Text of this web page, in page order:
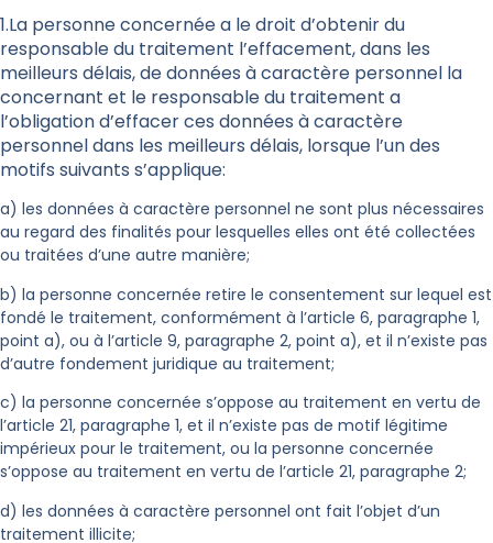
1.La personne concernée a le droit d’obtenir du
responsable du traitement l’effacement, dans les
meilleurs délais, de données à caractère personnel la
concernant et le responsable du traitement a
l’obligation d’effacer ces données à caractère
personnel dans les meilleurs délais, lorsque l’un des
motifs suivants s’applique:
a) les données à caractère personnel ne sont plus nécessaires
au regard des finalités pour lesquelles elles ont été collectées
ou traitées d’une autre manière;
b) la personne concernée retire le consentement sur lequel est
fondé le traitement, conformément à l’article 6, paragraphe 1,
point a), ou à l’article 9, paragraphe 2, point a), et il n’existe pas
d’autre fondement juridique au traitement;
c) la personne concernée s’oppose au traitement en vertu de
l’article 21, paragraphe 1, et il n’existe pas de motif légitime
impérieux pour le traitement, ou la personne concernée
s’oppose au traitement en vertu de l’article 21, paragraphe 2;
d) les données à caractère personnel ont fait l’objet d’un
traitement illicite;